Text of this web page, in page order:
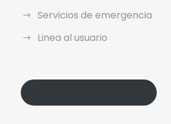
Servicios de emergencia
Linea al usuario